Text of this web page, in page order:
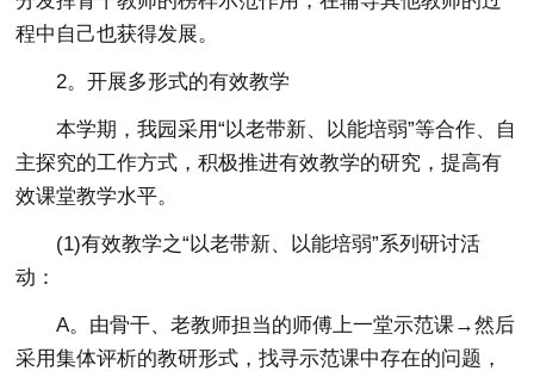
程中自己也获得发展。
2。开展多形式的有效教学
本学期，我园采用“以老带新、以能培弱”等合作、自
主探究的工作方式，积极推进有效教学的研究，提高有
效课堂教学水平。
(1)有效教学之“以老带新、以能培弱”系列研讨活
动：
A。由骨干、老教师担当的师傅上一堂示范课→然后
采用集体评析的教研形式，找寻示范课中存在的问题，